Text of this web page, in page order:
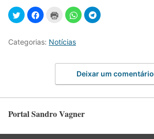
Categorias: Notícias
Deixar um comentário
Portal Sandro Vagner